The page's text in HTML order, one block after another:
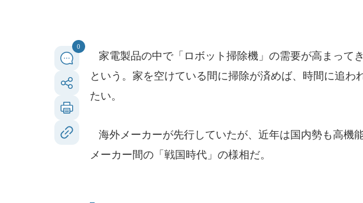
0
家電製品の中で「ロボット掃除機」の需要が高まって
という。家を空けている間に掃除が済めば、時間に追わ
たい。
海外メーカーが先行していたが、近年は国内勢も高機
メーカー間の「戦国時代」の様相だ。